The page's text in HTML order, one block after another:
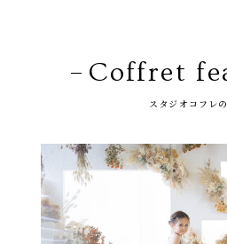
Coffret
スタジオコフレ